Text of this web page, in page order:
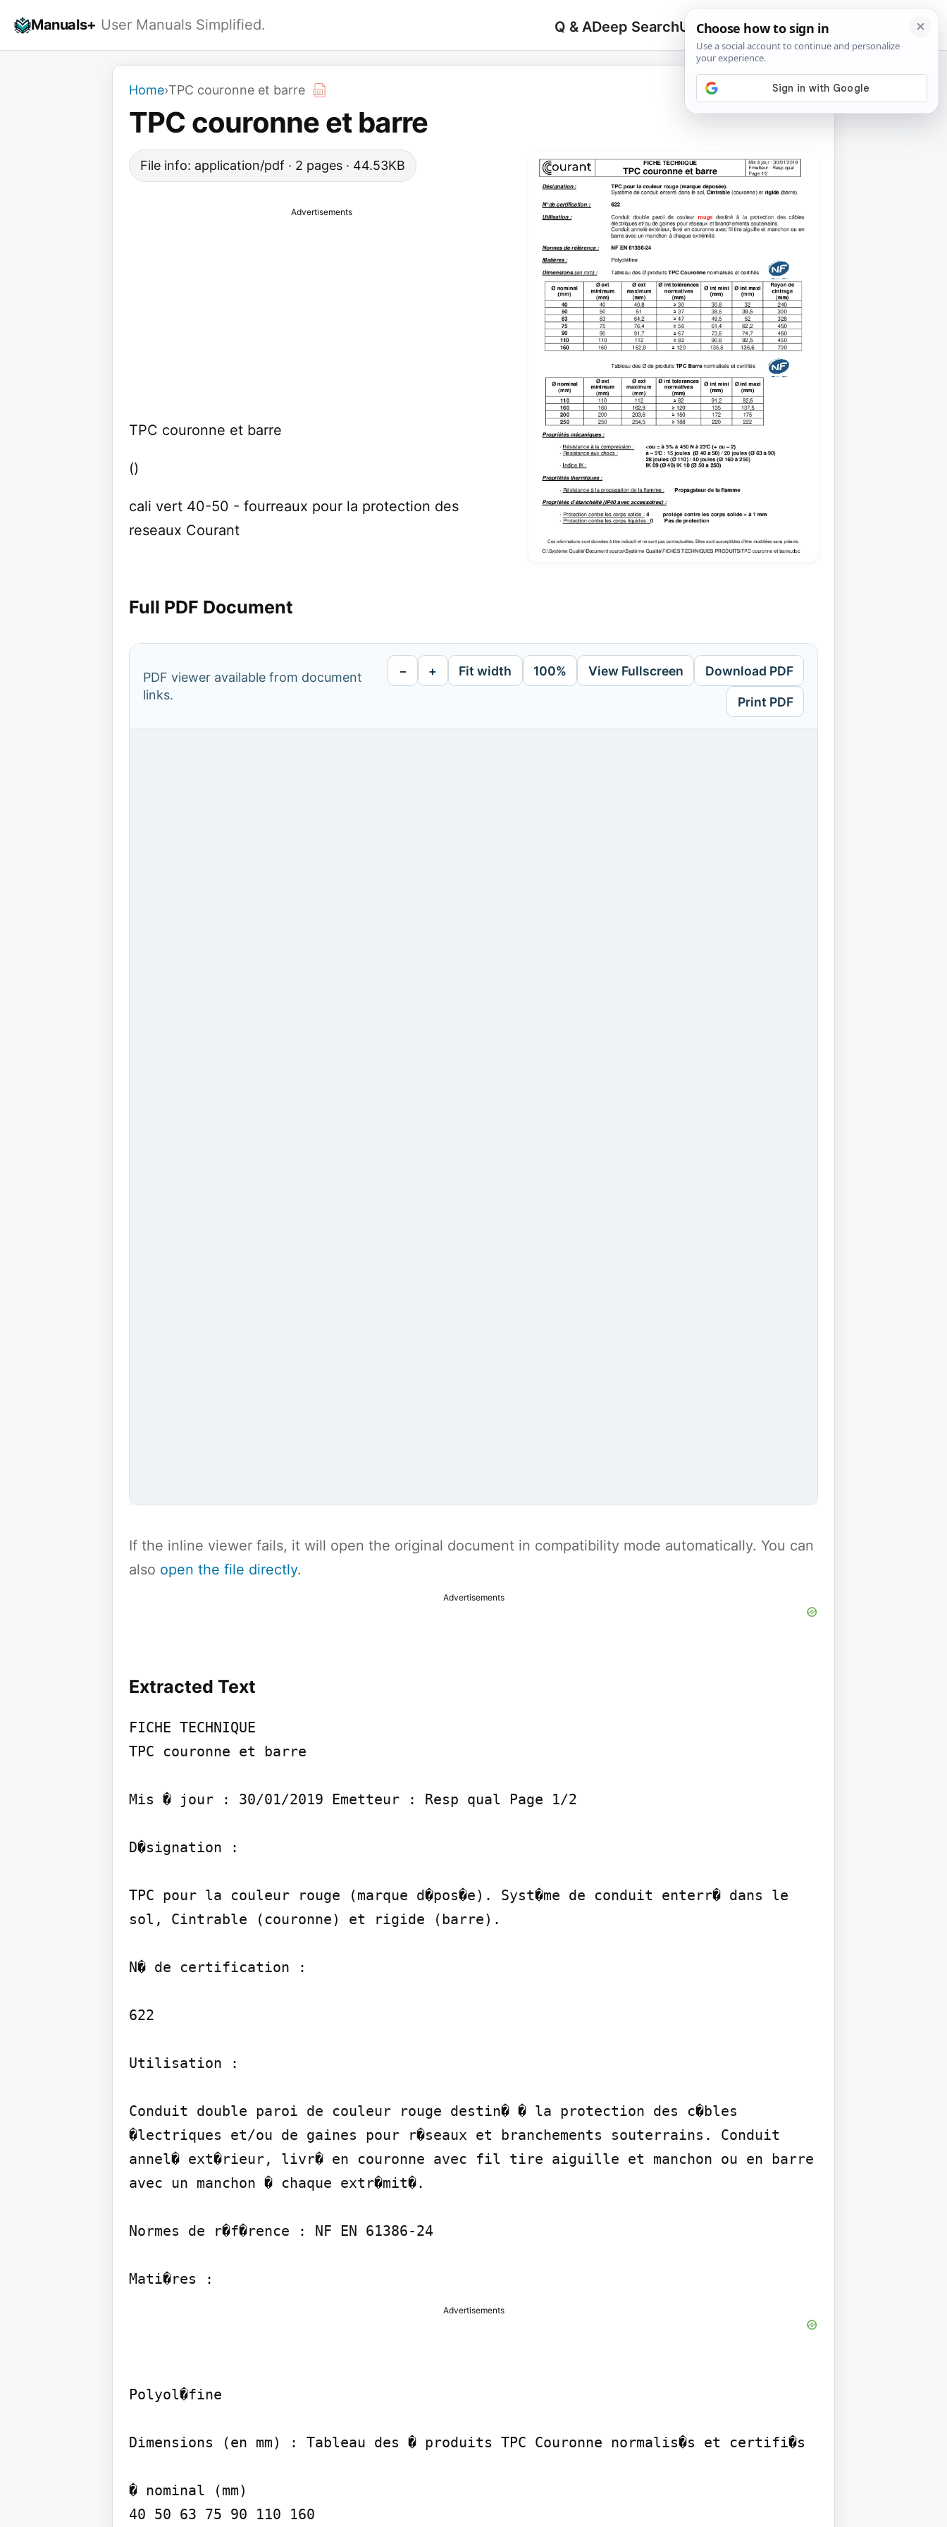
Manuals+ User Manuals Simplified. Q & ADeep SearchUpload
Search
for:
🔍
Home›TPC couronne et barre
TPC couronne et barre
File info: application/pdf · 2 pages · 44.53KB
Advertisements
TPC couronne et barre
()
cali vert 40-50 - fourreaux pour la protection des
reseaux Courant
Full PDF Document
PDF viewer available from document
links.
− + Fit width 100% View Fullscreen Download PDF
Print PDF
If the inline viewer fails, it will open the original document in compatibility mode automatically. You can
also open the file directly.
Advertisements
Extracted Text
FICHE TECHNIQUE
TPC couronne et barre
Mis � jour : 30/01/2019 Emetteur : Resp qual Page 1/2
D�signation :
TPC pour la couleur rouge (marque d�pos�e). Syst�me de conduit enterr� dans le
sol, Cintrable (couronne) et rigide (barre).
N� de certification :
622
Utilisation :
Conduit double paroi de couleur rouge destin� � la protection des c�bles
�lectriques et/ou de gaines pour r�seaux et branchements souterrains. Conduit
annel� ext�rieur, livr� en couronne avec fil tire aiguille et manchon ou en barre
avec un manchon � chaque extr�mit�.
Normes de r�f�rence : NF EN 61386-24
Advertisements
Polyol�fine
Dimensions (en mm) : Tableau des � produits TPC Couronne normalis�s et certifi�s
� nominal (mm)
40 50 63 75 90 110 160